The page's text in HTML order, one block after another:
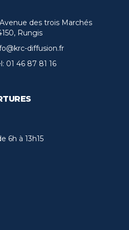
des trois Marchés
Rungis
diffusion.fr
01 46 87 81 16
6h à 13h15